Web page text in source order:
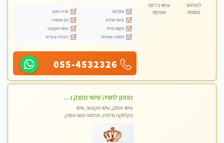
לפרטים
נוספים
עיסוי בדרום
אופקים
מקלחת
חניה חינם
עיסוי מרגיע
נקי ומסודר
מקום פרטי
עיסוי מקצועי
תמונה אמיתית
דוברת עיברית
055-4532326
מוזמן לחוויה עיסוי מפנק ומקצועי ביותר בכפר -סבא בקליניקה פרטית
עיסוי מפנק, עיסוי מקצועי, עיסוי
בקלניקה פרטית, מתחמי ספא מפנק,